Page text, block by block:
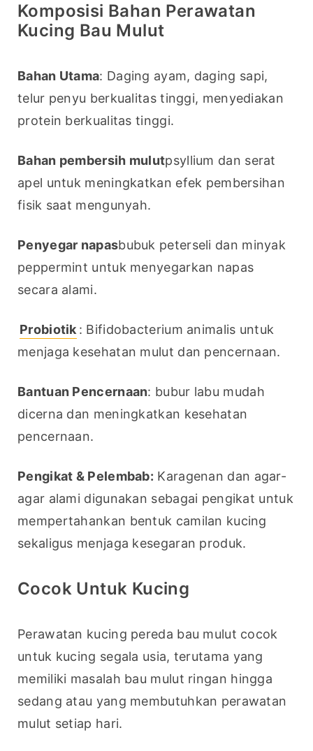
Komposisi Bahan Perawatan
Kucing Bau Mulut
Bahan Utama: Daging ayam, daging sapi,
telur penyu berkualitas tinggi, menyediakan
protein berkualitas tinggi.
Bahan pembersih mulutpsyllium dan serat
apel untuk meningkatkan efek pembersihan
fisik saat mengunyah.
Penyegar napasbubuk peterseli dan minyak
peppermint untuk menyegarkan napas
secara alami.
Probiotik : Bifidobacterium animalis untuk
menjaga kesehatan mulut dan pencernaan.
Bantuan Pencernaan: bubur labu mudah
dicerna dan meningkatkan kesehatan
pencernaan.
Pengikat & Pelembab: Karagenan dan agar-
agar alami digunakan sebagai pengikat untuk
mempertahankan bentuk camilan kucing
sekaligus menjaga kesegaran produk.
Cocok Untuk Kucing
Perawatan kucing pereda bau mulut cocok
untuk kucing segala usia, terutama yang
memiliki masalah bau mulut ringan hingga
sedang atau yang membutuhkan perawatan
mulut setiap hari.